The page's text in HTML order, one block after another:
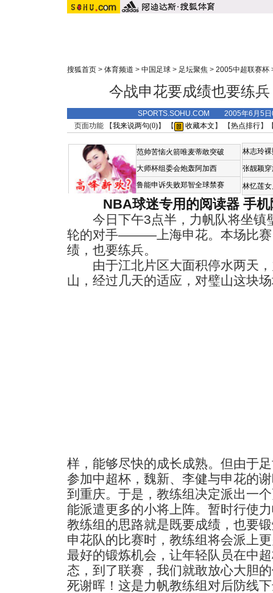
搜狐首页 > 体育频道 > 中国足球 > 足坛聚焦 > 2005中超联赛杯
今战申花要成绩也要练
SPORTS.SOHU.COM 2005年6月5
页面功能 【我来说两句(0)】 【 收藏本文 】 【热点排行】
范帅苦恼火箭唯麦蒂敢突破
大师杯组委会炮轰阿加西
鲁能申诉失败郑智全球禁赛
林志玲
张靓颖
林忆莲
NBA球迷专用的阅读器 手
今日下午3点半，力帆队将坐镇
轮的对手———上海申花。本场比赛
绩，也要练兵。
由于江北片区大面积停水两天，
山，经过几天的适应，对璧山这块
样，能够尽快的成长成熟。但由于
参加中超杯，魏新、李健与申花的
到重庆。于是，教练组决定派出一
能派遣更多的小将上阵。暂时行使
教练组的思路就是既要成绩，也要
申花队的比赛时，教练组将会派上
最好的锻炼机会，让年轻队员在中
态，到了联赛，我们就敢放心大胆
死谢晖！这是力帆教练组对后防线